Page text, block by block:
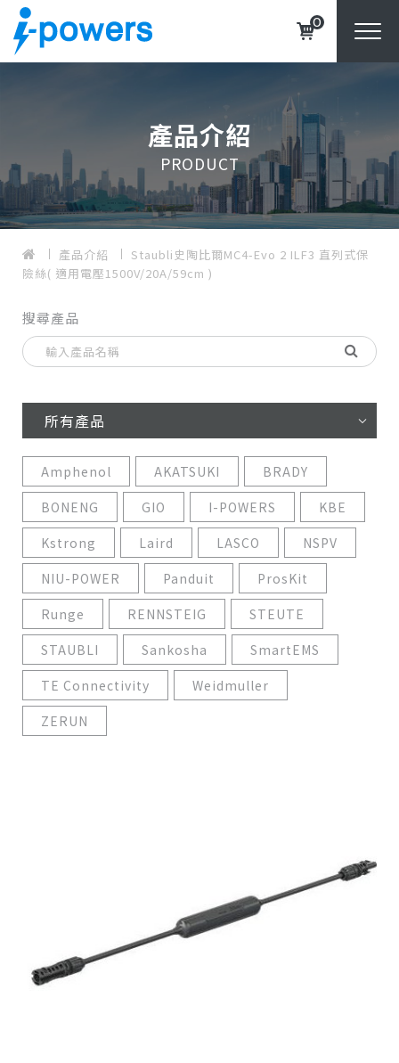
0
產品介紹
PRODUCT
產品介紹
Staubli史陶比爾MC4-Evo 2 ILF3 直列式保
險絲( 適用電壓1500V/20A/59cm )
搜尋產品
所有產品
Amphenol AKATSUKI
BRADY
BONENG
GIO I-POWERS
KBE
Kstrong
Laird LASCO
NSPV
NIU-POWER
Panduit
ProsKit
Runge
RENNSTEIG
STEUTE
STAUBLI
Sankosha
SmartEMS
TE Connectivity
Weidmuller
ZERUN